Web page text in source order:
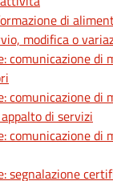
di
modifica o
comunicazione di
comunicazione di
di servizi
comunicazione di
segnalazione